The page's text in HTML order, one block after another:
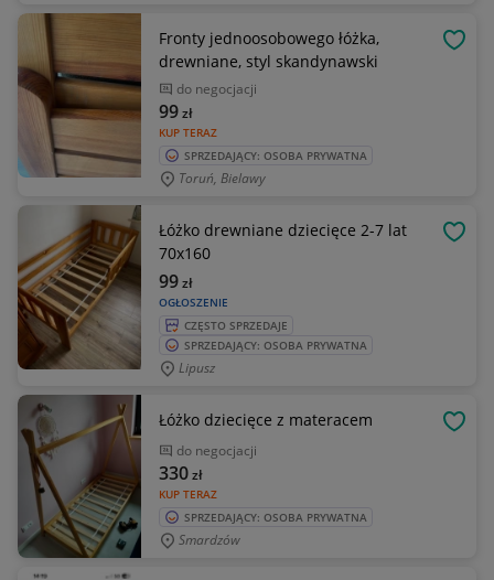
Fronty jednoosobowego łóżka,
drewniane, styl skandynawski
do negocjacji
KUP TERAZ
99zł
SPRZEDAJĄCY: OSOBA PRYWATNA
Toruń, Bielawy
Łóżko drewniane dziecięce 2-7 lat
70x160
OGŁOSZENIE
99zł
CZĘSTO SPRZEDAJE
SPRZEDAJĄCY: OSOBA PRYWATNA
Lipusz
Łóżko dziecięce z materacem
do negocjacji
KUP TERAZ
330zł
SPRZEDAJĄCY: OSOBA PRYWATNA
Smardzów